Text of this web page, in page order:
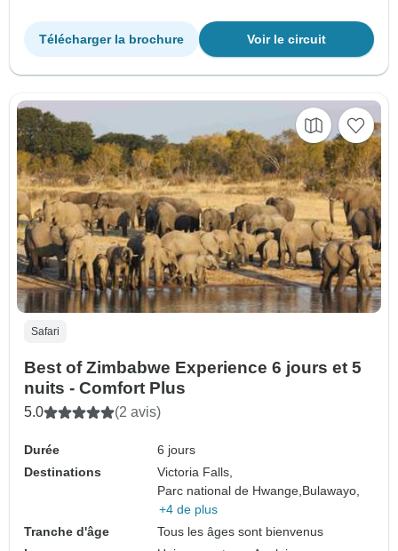
Voir le circuit
Télécharger la brochure
Safari
Best of Zimbabwe Experience 6 jours et 5
nuits - Comfort Plus
5.0 (2 avis)
Durée
6 jours
Destinations
Victoria Falls,
Parc national de Hwange,Bulawayo,
+4 de plus
Tranche d'âge
Tous les âges sont bienvenus